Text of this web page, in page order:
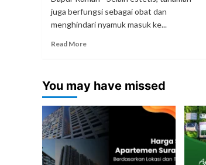
juga berfungsi sebagai obat dan
menghindari nyamuk masuk ke...
Read More
You may have missed